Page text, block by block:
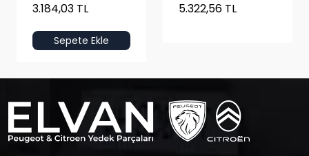
3.184,03 TL
Sepete Ekle
5.322,56 TL